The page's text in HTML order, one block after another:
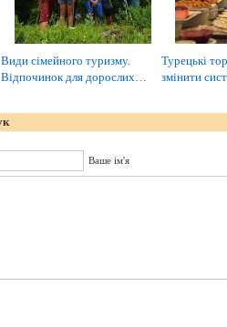
Види сімейного туризму.
Відпочинок для дорослих…
Турецькі
змінити
Ваше ім'я